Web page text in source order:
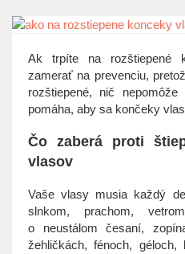
a
Ak trpíte na rozštiepené
zamerať na prevenciu,
rozštiepené, nič
pomáha, aby sa končeky
Čo zaberá proti
vlasov
Vaše vlasy musia každý
slnkom, prachom,
o neustálom česaní,
žehličkách, fénoch,